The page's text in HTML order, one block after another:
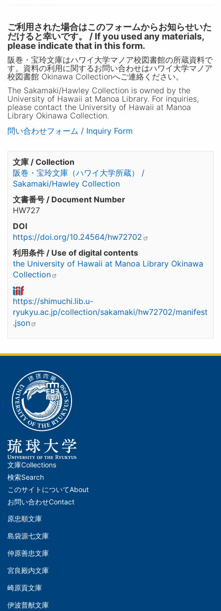
ご利用された場合はこのフォームからお知らせいた
だけると幸いです。 / If you used any materials,
please indicate that in this form.
阪巻・宝玲文庫はハワイ大学マノア校図書館の所蔵資料で
す。資料の利用に関するお問い合わせはハワイ大学マノア
校図書館 Okinawa Collectionへご連絡ください。
The Sakamaki/Hawley Collection is owned by the
University of Hawaii at Manoa Library. For inquiries,
please contact the University of Hawaii at Manoa
Library Okinawa Collection.
問い合わせフォーム / Inquiry Form
文庫 / Collection
阪巻・宝玲文庫（ハワイ大学所蔵） /
Sakamaki/Hawley Collection
文書番号 / Document Number
HW727
DOI
https://doi.org/10.24564/hw72702
利用条件 / Use of digital contents
the University of Hawaii at Manoa Library Okinawa
Collection
https://shimuchi.lib.u-
ryukyu.ac.jp/collection/sakamaki/hw72702/manifest
.json
メ
イ
ン
ナ
ビ
ー
シ
ョ
ン
文庫Collections
検索Search
このサイトについてAbout
お問い合わせContact
文
(Left)
原忠順文庫
島袋源七文庫
仲原善忠文庫
文
宮良殿内文庫
崎原貢文庫
伊波普猷文庫